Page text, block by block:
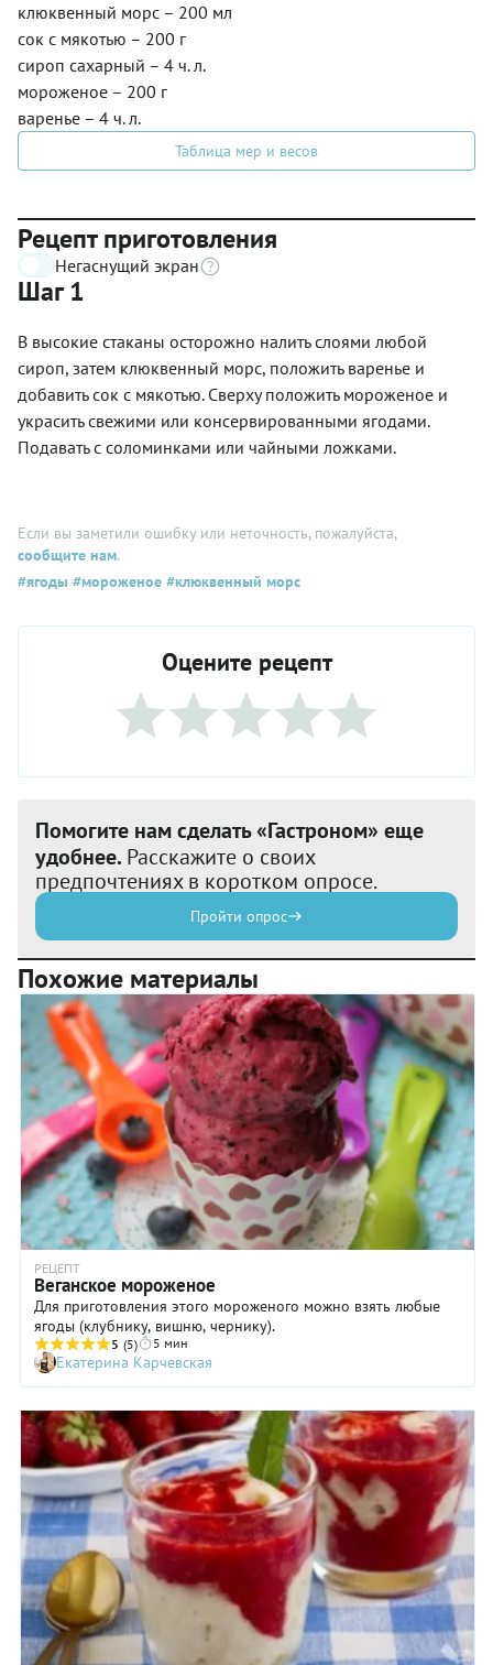
клюквенный морс – 200 мл
сок с мякотью – 200 г
сироп сахарный – 4 ч. л.
мороженое – 200 г
варенье – 4 ч. л.
Таблица мер и весов
Рецепт приготовления
Негаснущий экран
Шаг 1
В высокие стаканы осторожно налить слоями любой
сироп, затем клюквенный морс, положить варенье и
добавить сок с мякотью. Сверху положить мороженое и
украсить свежими или консервированными ягодами.
Подавать с соломинками или чайными ложками.
Если вы заметили ошибку или неточность, пожалуйста,
сообщите нам.
#ягоды #мороженое #клюквенный морс
Оцените рецепт
Помогите нам сделать «Гастроном» еще
удобнее. Расскажите о своих
предпочтениях в коротком опросе.
Пройти опрос
Похожие материалы
РЕЦЕПТ
Веганское мороженое
Для приготовления этого мороженого можно взять любые
ягоды (клубнику, вишню, чернику).
5 (5) 5 мин
Екатерина Карчевская